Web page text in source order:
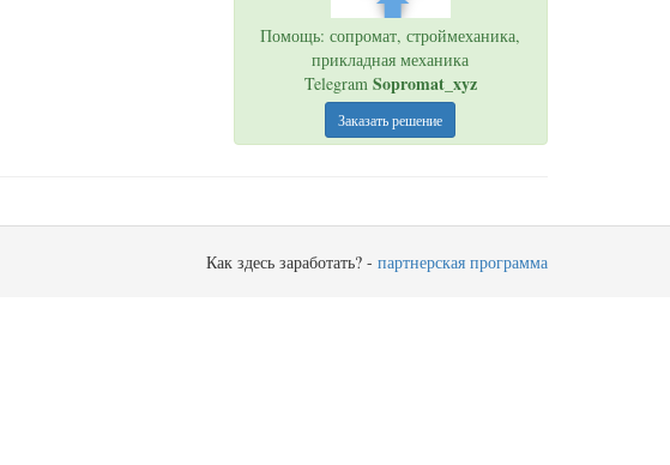
Помощь: сопромат, строймеханика,
прикладная механика
Telegram Sopromat_xyz
Заказать решение
Как здесь заработать? - партнерская программа